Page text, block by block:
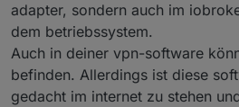
adapter, sondern auch im
dem betriebssystem.
Auch in deiner vpn-software
befinden. Allerdings ist diese
gedacht im internet zu stehen